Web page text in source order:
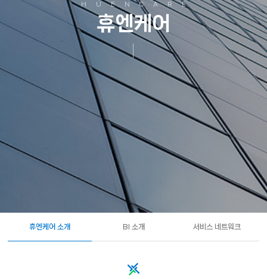
HUENCARE
휴엔케어
휴엔케어 소개 BI 소개 서비스 네트워크